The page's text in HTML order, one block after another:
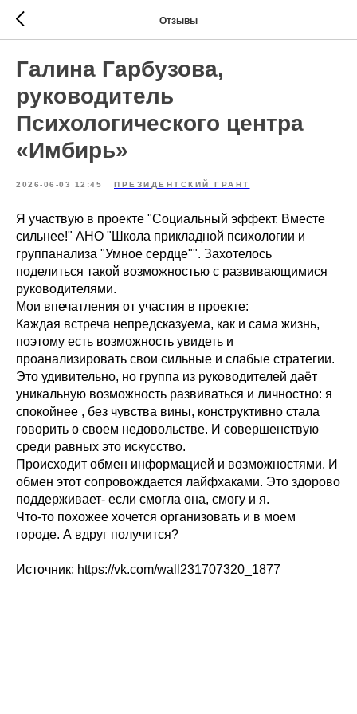
Отзывы
Галина Гарбузова,
руководитель
Психологического центра
«Имбирь»
2026-06-03 12:45 ПРЕЗИДЕНТСКИЙ ГРАНТ
Я участвую в проекте "Социальный эффект. Вместе
сильнее!" АНО "Школа прикладной психологии и
группанализа "Умное сердце"". Захотелось
поделиться такой возможностью с развивающимися
руководителями.
Мои впечатления от участия в проекте:
Каждая встреча непредсказуема, как и сама жизнь,
поэтому есть возможность увидеть и
проанализировать свои сильные и слабые стратегии.
Это удивительно, но группа из руководителей даёт
уникальную возможность развиваться и личностно: я
спокойнее , без чувства вины, конструктивно стала
говорить о своем недовольстве. И совершенствую
среди равных это искусство.
Происходит обмен информацией и возможностями. И
обмен этот сопровождается лайфхаками. Это здорово
поддерживает- если смогла она, смогу и я.
Что-то похожее хочется организовать и в моем
городе. А вдруг получится?
Источник: https://vk.com/wall231707320_1877